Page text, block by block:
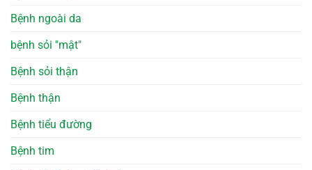
Bệnh ngoài da
bệnh sỏi "mật"
Bệnh sỏi thận
Bệnh thận
Bệnh tiểu đường
Bệnh tim